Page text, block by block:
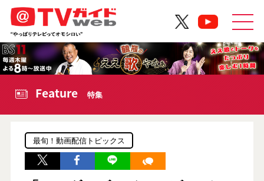
Feature 特集
最旬！動画配信トピックス